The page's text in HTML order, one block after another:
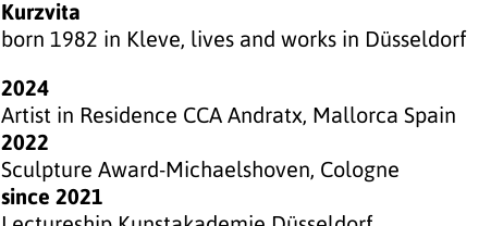
Kurzvita
born 1982 in Kleve, lives and works in Düsseldorf
2024
Artist in Residence CCA Andratx, Mallorca Spain
2022
Sculpture Award-Michaelshoven, Cologne
since 2021